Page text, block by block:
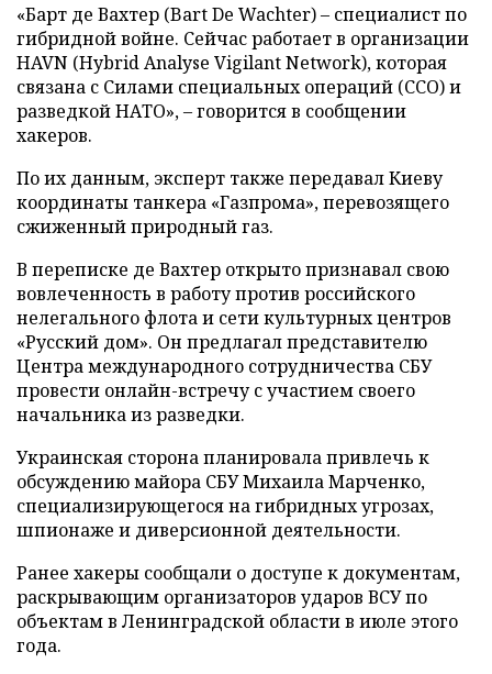
«Барт де Вахтер (Bart De Wachter) – специалист по
гибридной войне. Сейчас работает в организации
HAVN (Hybrid Analyse Vigilant Network), которая
связана с Силами специальных операций (ССО) и
разведкой НАТО», – говорится в сообщении
хакеров.
По их данным, эксперт также передавал Киеву
координаты танкера «Газпрома», перевозящего
сжиженный природный газ.
В переписке де Вахтер открыто признавал свою
вовлеченность в работу против российского
нелегального флота и сети культурных центров
«Русский дом». Он предлагал представителю
Центра международного сотрудничества СБУ
провести онлайн-встречу с участием своего
начальника из разведки.
Украинская сторона планировала привлечь к
обсуждению майора СБУ Михаила Марченко,
специализирующегося на гибридных угрозах,
шпионаже и диверсионной деятельности.
Ранее хакеры сообщали о доступе к документам,
раскрывающим организаторов ударов ВСУ по
объектам в Ленинградской области в июле этого
года.